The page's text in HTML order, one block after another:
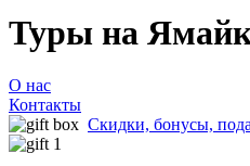
Туры на
О нас
Контакты
Скидки, бонусы,